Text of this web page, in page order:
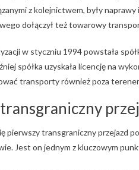
z kolejnictwem, były
dołączył też towarowy
w styczniu 1994 powstała
spółka uzyskała licencję na
transporty również poza
pierwszy transgraniczny przejazd
Jest on jednym z kluczowym